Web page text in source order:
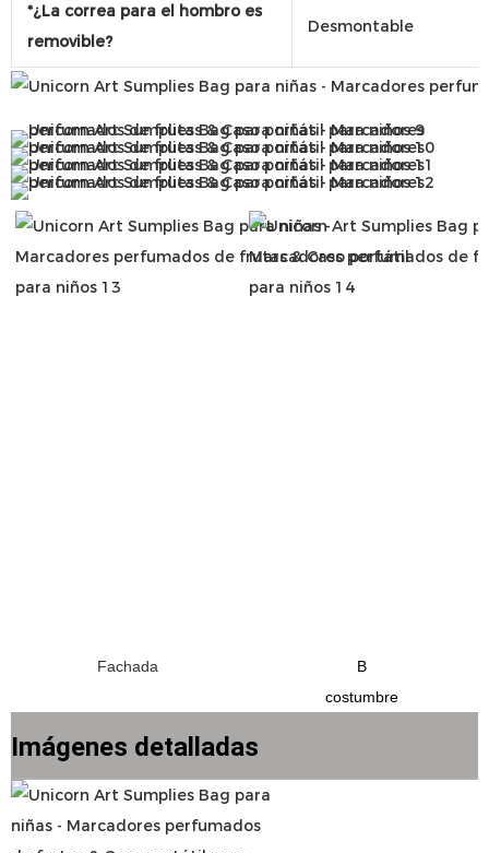
*¿La correa para el hombro es
removible?
Desmontable
B
costumbre
Imágenes detalladas